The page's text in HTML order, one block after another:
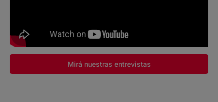
Mirá nuestras entrevistas